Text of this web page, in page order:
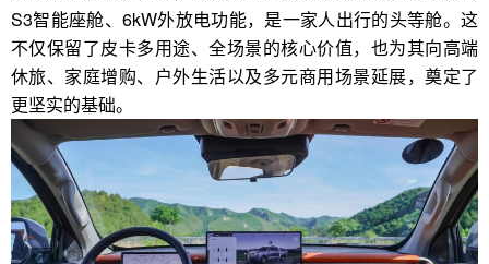
S3智能座舱、6kW外放电功能，是一家人出行的头等舱。这
不仅保留了皮卡多用途、全场景的核心价值，也为其向高端
休旅、家庭增购、户外生活以及多元商用场景延展，奠定了
更坚实的基础。